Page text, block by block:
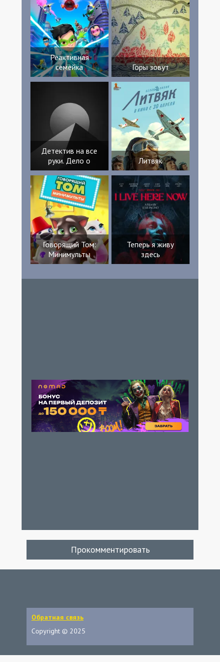
Oosama Кэнити Инагаки Chiemi Inagaki
Marina Inagaki Keiya Inagaki Стефан
Шестак Полин Вошен Сидни Стэмфер
Минори Акимото Юко Касаи Макино
Кохэи Хитоми Рьоке Дюран Сатору
Цубурая
Реактивная
семейка
Горы зовут
Детектив на все
руки. Дело о
Литвяк
Говорящий Том:
Минимульты
Теперь я живу
здесь
Прокомментировать
Обратная связь
Copyright © 2025